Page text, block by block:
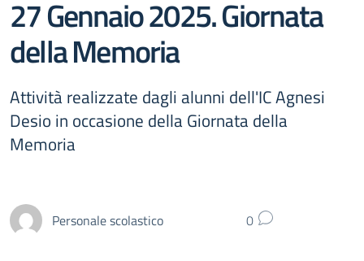
27 Gennaio 2025. Giornata
della Memoria
Attività realizzate dagli alunni dell'IC Agnesi
Desio in occasione della Giornata della
Memoria
Personale scolastico 0